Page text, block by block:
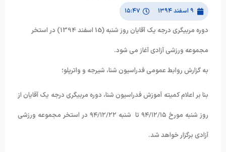
۹ اسفند ۱۳۹۴ ۱۵:۴۷
دوره مربیگری درجه یک آقایان روز شنبه (15 اسفند 1394) در استخر
مجموعه ورزشی آزادی آغاز می شود.
به گزارش روابط عمومی فدراسیون شنا، شیرجه و واترپلو؛
بنا بر اعلام کمیته آموزش فدراسیون شنا، دوره مربیگری درجه یک آقایان از
روز شنبه مورخ ۹۴/۱۲/۱۵ تا شنبه ۹۴/۱۲/۲۲ در استخر مجموعه ورزشی
آزادی برگزار خواهد شد.